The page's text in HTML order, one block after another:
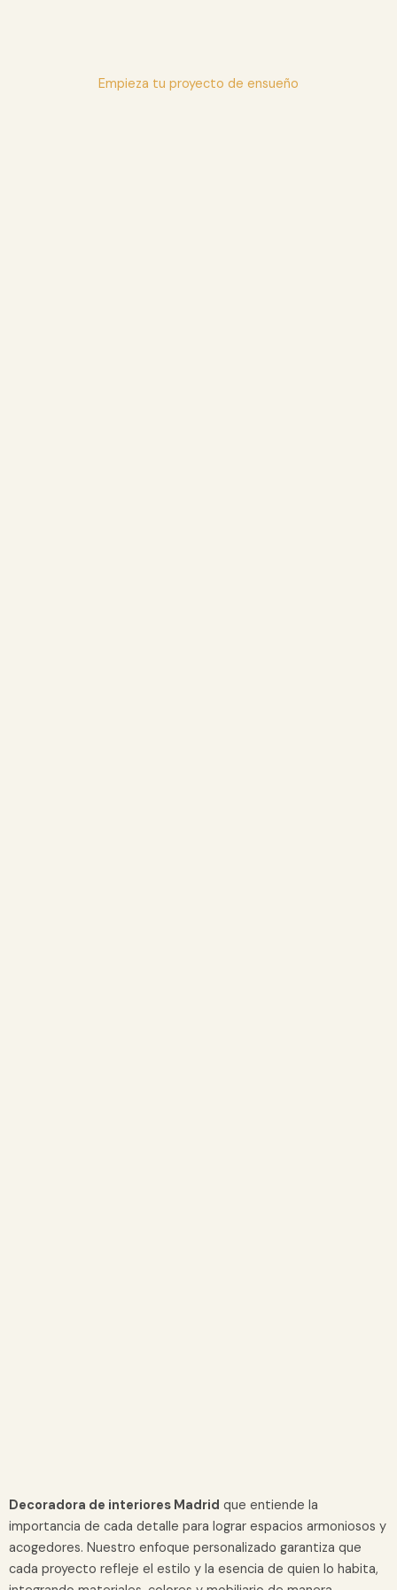
Empieza tu proyecto de ensueño
Decoradora de interiores Madrid que entiende la
importancia de cada detalle para lograr espacios armoniosos y
acogedores. Nuestro enfoque personalizado garantiza que
cada proyecto refleje el estilo y la esencia de quien lo habita,